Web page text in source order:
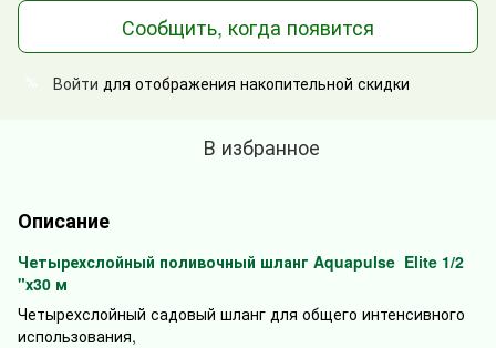
Сообщить, когда появится
Войти для отображения накопительной скидки
В избранное
Описание
Четырехслойный поливочный шланг Aquapulse Elite 1/2
"х30 м
Четырехслойный садовый шланг для общего интенсивного
использования,